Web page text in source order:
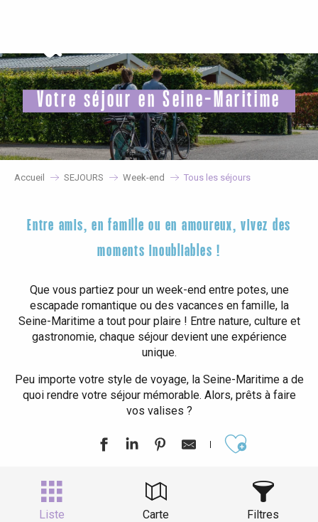
principal
Votre séjour en Seine-Maritime
Accueil SEJOURS Week-end Tous les séjours
Entre amis, en famille ou en amoureux, vivez des
moments inoubliables !
Que vous partiez pour un week-end entre potes, une
escapade romantique ou des vacances en famille, la
Seine-Maritime a tout pour plaire ! Entre nature, culture et
gastronomie, chaque séjour devient une expérience
unique.
Peu importe votre style de voyage, la Seine-Maritime a de
quoi rendre votre séjour mémorable. Alors, prêts à faire
vos valises ?
Liste Carte Filtres